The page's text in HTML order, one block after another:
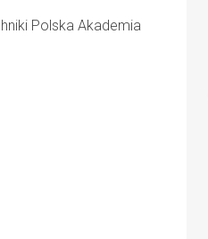
Polska Akademia